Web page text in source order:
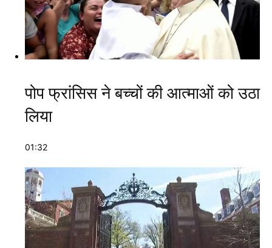
पोप फ्रांसिस ने बच्चों की आत्माओं को उठा
लिया
01:32